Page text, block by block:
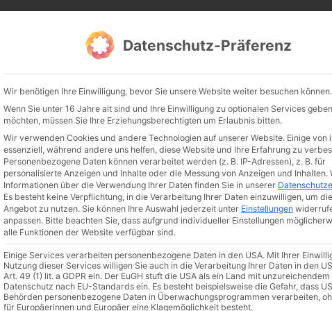
CATHWALK.DE
ALTE MESSE GLAUBE KULTUR FRÖMMIGKEIT
Katholizismus Franziskus 50 Jahre Humanae vitae Katholische Kirche
Datenschutz-Präferenz
Wir benötigen Ihre Einwilligung, bevor Sie unsere Website weiter besuchen können.
Wenn Sie unter 16 Jahre alt sind und Ihre Einwilligung zu optionalen Services geben
möchten, müssen Sie Ihre Erziehungsberechtigten um Erlaubnis bitten.
Wir verwenden Cookies und andere Technologien auf unserer Website. Einige von
essenziell, während andere uns helfen, diese Website und Ihre Erfahrung zu
Personenbezogene Daten können verarbeitet werden (z. B. IP-Adressen), z. B. für
personalisierte Anzeigen und Inhalte oder die Messung von Anzeigen und Inhalten.
Informationen über die Verwendung Ihrer Daten finden Sie in unserer
Es besteht keine Verpflichtung, in die Verarbeitung Ihrer Daten einzuwilligen, um
Angebot zu nutzen. Sie können Ihre Auswahl jederzeit unter Einstellungen
anpassen. Bitte beachten Sie, dass aufgrund individueller Einstellungen
alle Funktionen der Website verfügbar sind.
Einige Services verarbeiten personenbezogene Daten in den USA. Mit Ihrer
Nutzung dieser Services willigen Sie auch in die Verarbeitung Ihrer Daten in den
Art. 49 (1) lit. a GDPR ein. Der EuGH stuft die USA als ein Land mit unzureichendem
Datenschutz nach EU-Standards ein. Es besteht beispielsweise die Gefahr, dass
Behörden personenbezogene Daten in Überwachungsprogrammen verarbeiten,
für Europäerinnen und Europäer eine Klagemöglichkeit besteht.